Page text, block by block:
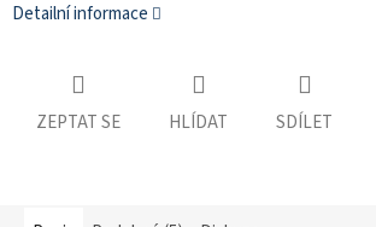
Detailní informace
ZEPTAT SE HLÍDAT SDÍLET